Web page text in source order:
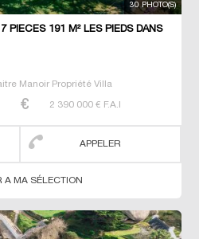
30 PHOTO(S)
PIECES 191 M² LES PIEDS DANS
Manoir Propriété Villa
2 390 000 € F.A.I
APPELER
A MA SÉLECTION